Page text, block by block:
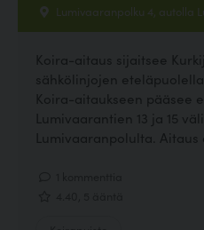
Lumivaaranpolku 4, autolla
Koira-aitaus sijaitsee
sähkölinjojen
Koira-aitaukseen pääsee
Lumivaarantien 13 ja 15
Lumivaaranpolulta. Aitaus